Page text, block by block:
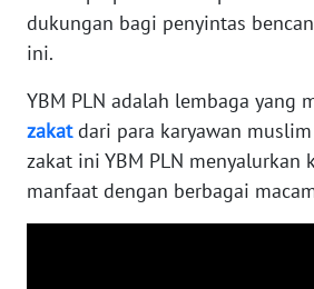
dukungan bagi penyintas
ini.
YBM PLN adalah lembaga yang
zakatdari para karyawan
zakat ini YBM PLN menyalurkan
manfaat dengan berbagai
KALTARA
WN
KALSEL
KALTIM